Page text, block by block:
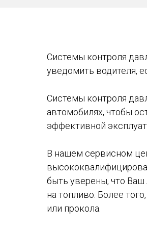
Системы контроля
уведомить водителя,
Системы контроля
автомобилях, чтобы
эффективной
В нашем сервисном
быть уверены, что Ваш
на топливо. Более
или прокола.